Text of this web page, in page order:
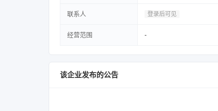
联系人 登录后可见
经营范围 -
该企业发布的公告